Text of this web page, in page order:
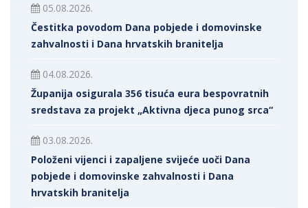
05.08.2026.
Čestitka povodom Dana pobjede i domovinske
zahvalnosti i Dana hrvatskih branitelja
04.08.2026.
Županija osigurala 356 tisuća eura bespovratnih
sredstava za projekt „Aktivna djeca punog srca“
03.08.2026.
Položeni vijenci i zapaljene svijeće uoči Dana
pobjede i domovinske zahvalnosti i Dana
hrvatskih branitelja